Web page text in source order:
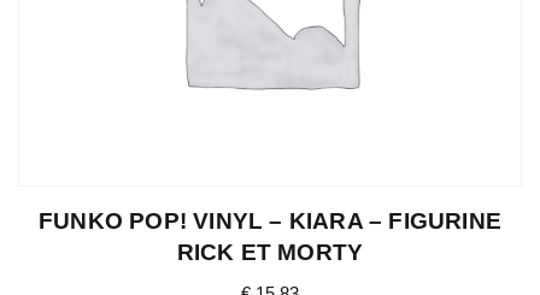
FUNKO POP! VINYL – KIARA – FIGURINE
RICK ET MORTY